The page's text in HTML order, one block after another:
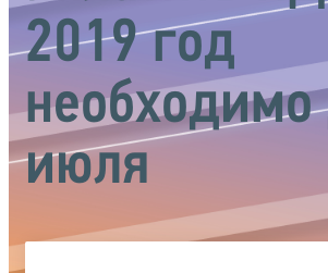
2019 год
необходимо
июля